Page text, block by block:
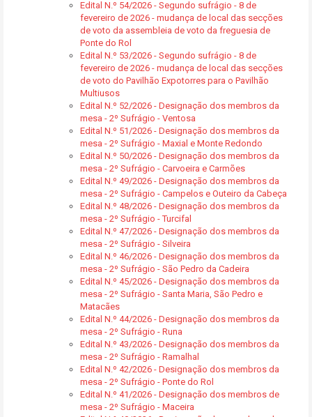
Edital N.º 54/2026 - Segundo sufrágio - 8 de
fevereiro de 2026 - mudança de local das secções
de voto da assembleia de voto da freguesia de
Ponte do Rol
Edital N.º 53/2026 - Segundo sufrágio - 8 de
fevereiro de 2026 - mudança de local das secções
de voto do Pavilhão Expotorres para o Pavilhão
Multiusos
Edital N.º 52/2026 - Designação dos membros da
mesa - 2º Sufrágio - Ventosa
Edital N.º 51/2026 - Designação dos membros da
mesa - 2º Sufrágio - Maxial e Monte Redondo
Edital N.º 50/2026 - Designação dos membros da
mesa - 2º Sufrágio - Carvoeira e Carmões
Edital N.º 49/2026 - Designação dos membros da
mesa - 2º Sufrágio - Campelos e Outeiro da Cabeça
Edital N.º 48/2026 - Designação dos membros da
mesa - 2º Sufrágio - Turcifal
Edital N.º 47/2026 - Designação dos membros da
mesa - 2º Sufrágio - Silveira
Edital N.º 46/2026 - Designação dos membros da
mesa - 2º Sufrágio - São Pedro da Cadeira
Edital N.º 45/2026 - Designação dos membros da
mesa - 2º Sufrágio - Santa Maria, São Pedro e
Matacães
Edital N.º 44/2026 - Designação dos membros da
mesa - 2º Sufrágio - Runa
Edital N.º 43/2026 - Designação dos membros da
mesa - 2º Sufrágio - Ramalhal
Edital N.º 42/2026 - Designação dos membros da
mesa - 2º Sufrágio - Ponte do Rol
Edital N.º 41/2026 - Designação dos membros de
mesa - 2º Sufrágio - Maceira